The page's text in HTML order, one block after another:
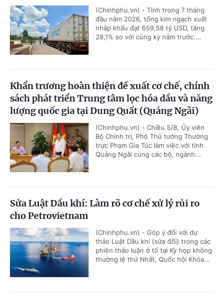
(Chinhphu.vn) - Tính trong 7 tháng
đầu năm 2026, tổng kim ngạch xuất
nhập khẩu đạt 659,58 tỷ USD, tăng
28,1% so với cùng kỳ năm trước....
Khẩn trương hoàn thiện đề xuất cơ chế, chính
sách phát triển Trung tâm lọc hóa dầu và năng
lượng quốc gia tại Dung Quất (Quảng Ngãi)
(Chinhphu.vn) - Chiều 5/8, Ủy viên
Bộ Chính trị, Phó Thủ tướng Thường
trực Phạm Gia Túc làm việc với tỉnh
Quảng Ngãi cùng các bộ, ngành...
Sửa Luật Dầu khí: Làm rõ cơ chế xử lý rủi ro
cho Petrovietnam
(Chinhphu.vn) - Góp ý đối với dự
thảo Luật Dầu khí (sửa đổi) trong các
phiên thảo luận ở tổ tại Kỳ họp không
thường lệ thứ Nhất, Quốc hội Khóa...